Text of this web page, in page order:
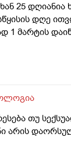
25 დღიანია
დღე
1 მარტის
თუ
არის